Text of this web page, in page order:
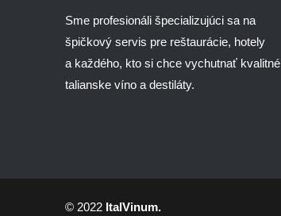
Sme profesionáli špecializujúci sa na
špičkový servis pre reštaurácie, hotely
a každého, kto si chce vychutnať kvalitné
talianske víno a destiláty.
© 2022 ItalVinum.